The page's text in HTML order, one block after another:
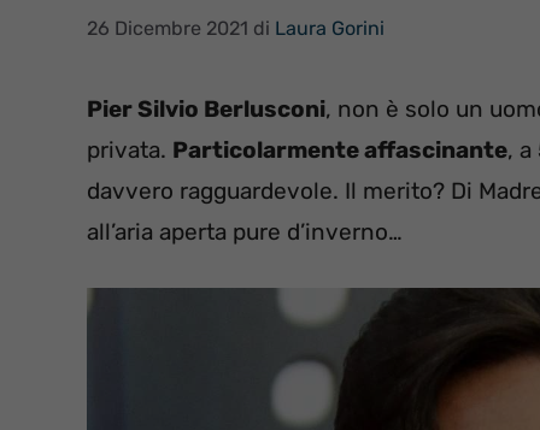
26 Dicembre 2021 di Laura Gorini
Pier Silvio Berlusconi, non è solo un
privata. Particolarmente affascinante,
davvero ragguardevole. Il merito? Di
all’aria aperta pure d’inverno…